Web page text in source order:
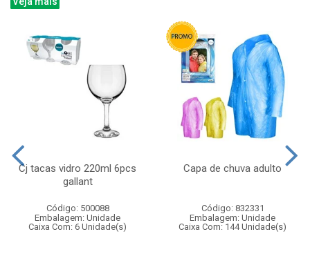
Cj tacas vidro 220ml 6pcs
gallant
Código: 500088
Embalagem: Unidade
Caixa Com: 6 Unidade(s)
Capa de chuva adulto
Código: 832331
Embalagem: Unidade
Caixa Com: 144 Unidade(s)